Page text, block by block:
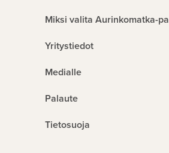
Miksi valita Aurinkomatka-
Yritystiedot
Medialle
Palaute
Tietosuoja